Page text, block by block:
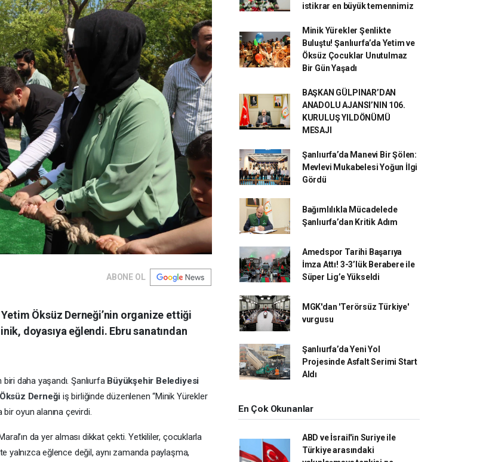
ABONE OL
Öksüz Derneği’nin organize ettiği
doyasıya eğlendi. Ebru sanatından
daha yaşandı. Şanlıurfa Büyükşehir Belediyesi
Öksüz Derneğiiş birliğinde düzenlenen “Minik Yürekler
oyun alanına çevirdi.
da yer alması dikkat çekti. Yetkililer, çocuklarla
yalnızca eğlence değil, aynı zamanda paylaşma,
istikrar en büyük temennimiz
Minik Yürekler Şenlikte
Buluştu! Şanlıurfa’da Yetim ve
Öksüz Çocuklar Unutulmaz
Bir Gün Yaşadı
BAŞKAN GÜLPINAR’DAN
ANADOLU AJANSI’NIN 106.
KURULUŞ YILDÖNÜMÜ
MESAJI
Şanlıurfa’da Manevi Bir Şölen:
Mevlevi Mukabelesi Yoğun İlgi
Gördü
Bağımlılıkla Mücadelede
Şanlıurfa’dan Kritik Adım
Amedspor Tarihi Başarıya
İmza Attı! 3-3’lük Berabere ile
Süper Lig’e Yükseldi
MGK'dan 'Terörsüz Türkiye'
vurgusu
Şanlıurfa’da Yeni Yol
Projesinde Asfalt Serimi Start
Aldı
En Çok Okunanlar
ABD ve İsrail'in Suriye ile
Türkiye arasındaki